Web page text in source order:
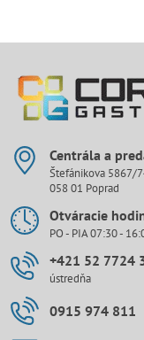
Centrála a
Štefánikova 5867/
058 01 Poprad
Otváracie
PO - PIA 07:30 -
+421 52 7724
ústredňa
0915 974 811